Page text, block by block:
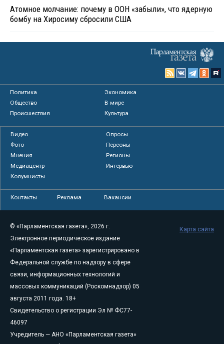
Атомное молчание: почему в ООН «забыли», что ядерную
бомбу на Хиросиму сбросили США
Политика
Экономика
Общество
В мире
Происшествия
Культура
Видео
Опросы
Фото
Персоны
Мнения
Регионы
Медиацентр
Интервью
Колумнисты
Контакты Реклама Вакансии
© «Парламентская газета», 2026 г.
Электронное периодическое издание
«Парламентская газета» зарегистрировано в
Федеральной службе по надзору в сфере
связи, информационных технологий и
массовых коммуникаций (Роскомнадзор) 05
августа 2011 года. 18+
Свидетельство о регистрации Эл № ФС77-
46097
Учредитель — АНО «Парламентская газета»
Карта сайта